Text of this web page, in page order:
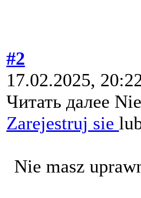
#2
17.02.2025,
Читать далее
Zarejestruj sie
Nie masz